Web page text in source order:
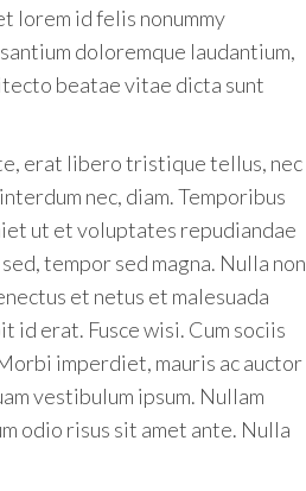
lorem id felis nonummy
doloremque laudantium,
beatae vitae dicta sunt
erat libero tristique tellus, nec
nec, diam. Temporibus
ut et voluptates repudiandae
tempor sed magna. Nulla non
et netus et malesuada
id erat. Fusce wisi. Cum sociis
imperdiet, mauris ac auctor
vestibulum ipsum. Nullam
odio risus sit amet ante. Nulla